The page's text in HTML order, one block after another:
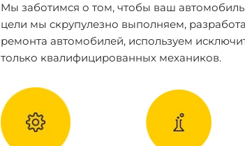
Мы заботимся о том, чтобы ваш
цели мы скрупулезно выполняем,
ремонта автомобилей, используем
только квалифицированных механиков.